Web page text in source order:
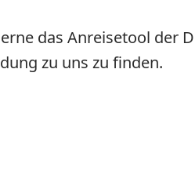
das Anreisetool der
zu uns zu finden.